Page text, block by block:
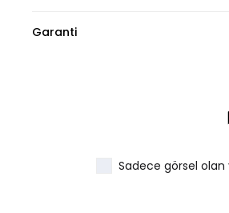
Garanti
Sadece görsel